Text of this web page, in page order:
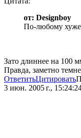
от: Designboy
По-любому
Зато длиннее на 100
Правда, заметно
ОтветитьЦитировать
3 июн. 2005 г.,